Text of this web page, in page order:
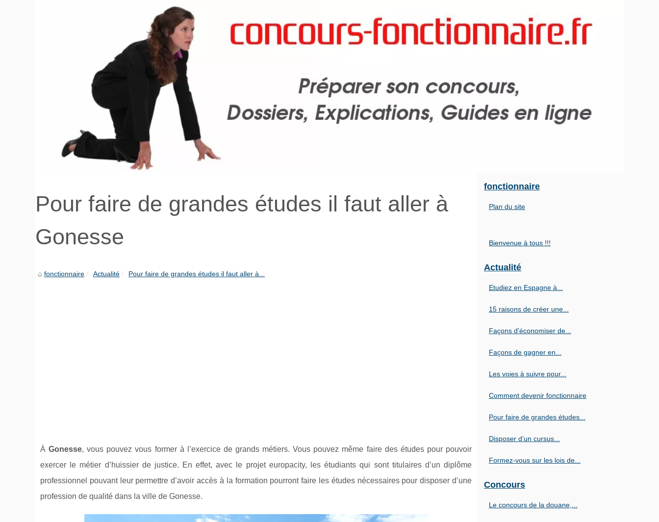
Pour faire de grandes études il faut aller à
Gonesse
fonctionnaire Actualité Pour faire de grandes études il faut aller à...
ÀGonesse, vous pouvez vous former à l’exercice de grands métiers. Vous pouvez même faire des études pour pouvoir
exercer le métier d’huissier de justice. En effet, avec le projet europacity, les étudiants qui sont titulaires d’un diplôme
professionnel pouvant leur permettre d’avoir accès à la formation pourront faire les études nécessaires pour disposer d’une
profession de qualité dans la ville de Gonesse.
fonctionnaire
Plan du site
Bienvenue à tous !!!
Actualité
Etudiez en Espagne à...
15 raisons de créer une...
Façons d'économiser de...
Façons de gagner en...
Les voies à suivre pour...
Comment devenir fonctionnaire
Pour faire de grandes études...
Disposer d’un cursus...
Formez-vous sur les lois de...
Concours
Le concours de la douane,...